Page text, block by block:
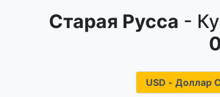
Старая Русса -